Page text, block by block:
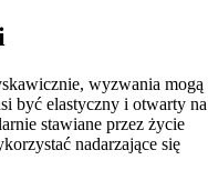
wyzwania mogą
być elastyczny i otwarty na
stawiane przez życie
nadarzające się